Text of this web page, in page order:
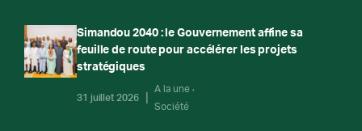
Simandou 2040 : le Gouvernement affine sa
feuille de route pour accélérer les projets
stratégiques
31 juillet 2026
A la une
Société